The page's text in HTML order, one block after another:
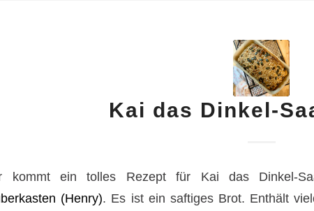
Kai das Dinkel-
kommt ein tolles Rezept für Kai das Dinkel-
(Henry). Es ist ein saftiges Brot. Enthält